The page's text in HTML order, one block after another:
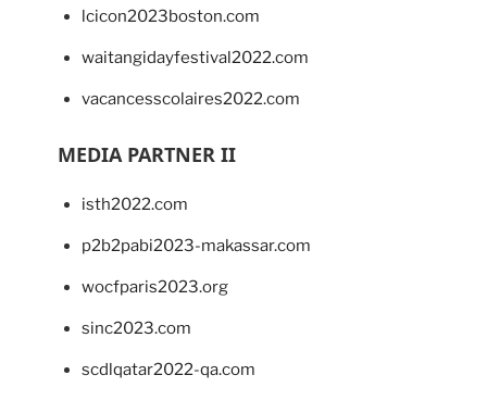
lcicon2023boston.com
waitangidayfestival2022.com
vacancesscolaires2022.com
MEDIA PARTNER II
isth2022.com
p2b2pabi2023-makassar.com
wocfparis2023.org
sinc2023.com
scdlqatar2022-qa.com